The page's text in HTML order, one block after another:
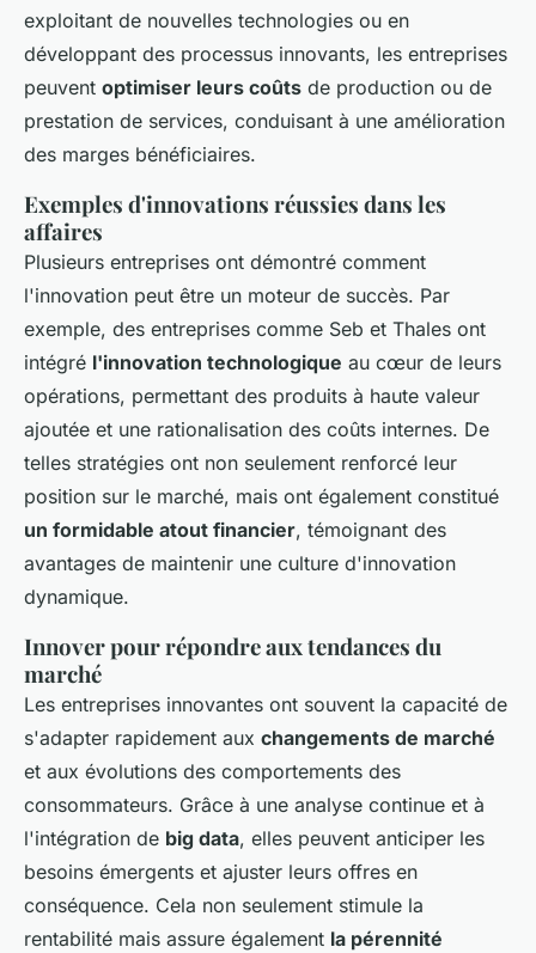
exploitant de nouvelles technologies ou en
développant des processus innovants, les entreprises
peuvent optimiser leurs coûts de production ou de
prestation de services, conduisant à une amélioration
des marges bénéficiaires.
Exemples d'innovations réussies dans les
affaires
Plusieurs entreprises ont démontré comment
l'innovation peut être un moteur de succès. Par
exemple, des entreprises comme Seb et Thales ont
intégré l'innovation technologique au cœur de leurs
opérations, permettant des produits à haute valeur
ajoutée et une rationalisation des coûts internes. De
telles stratégies ont non seulement renforcé leur
position sur le marché, mais ont également constitué
un formidable atout financier, témoignant des
avantages de maintenir une culture d'innovation
dynamique.
Innover pour répondre aux tendances du
marché
Les entreprises innovantes ont souvent la capacité de
s'adapter rapidement aux changements de marché
et aux évolutions des comportements des
consommateurs. Grâce à une analyse continue et à
l'intégration de big data, elles peuvent anticiper les
besoins émergents et ajuster leurs offres en
conséquence. Cela non seulement stimule la
rentabilité mais assure également la pérennité